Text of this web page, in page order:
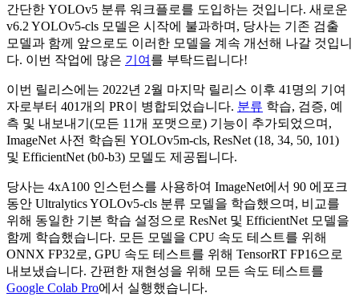
간단한 YOLOv5 분류 워크플로를 도입하는 것입니다. 새로운
v6.2 YOLOv5-cls 모델은 시작에 불과하며, 당사는 기존 검출
모델과 함께 앞으로도 이러한 모델을 계속 개선해 나갈 것입니
다. 이번 작업에 많은 기여 를 부탁드립니다!
이번 릴리스에는 2022년 2월 마지막 릴리스 이후 41명의 기여
자로부터 401개의 PR이 병합되었습니다. 분류 학습, 검증, 예
측 및 내보내기(모든 11개 포맷으로) 기능이 추가되었으며,
ImageNet 사전 학습된 YOLOv5m-cls, ResNet (18, 34, 50, 101)
및 EfficientNet (b0-b3) 모델도 제공됩니다.
당사는 4xA100 인스턴스를 사용하여 ImageNet에서 90 에포크
동안 Ultralytics YOLOv5-cls 분류 모델을 학습했으며, 비교를
위해 동일한 기본 학습 설정으로 ResNet 및 EfficientNet 모델을
함께 학습했습니다. 모든 모델을 CPU 속도 테스트를 위해
ONNX FP32로, GPU 속도 테스트를 위해 TensorRT FP16으로
내보냈습니다. 간편한 재현성을 위해 모든 속도 테스트를
Google Colab Pro에서 실행했습니다.